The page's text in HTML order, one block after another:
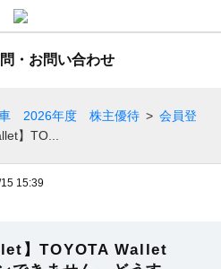
・お問い合わせ
車 2026年度 株主優待 > 会員登
】TO...
15:39
】TOYOTA Wallet